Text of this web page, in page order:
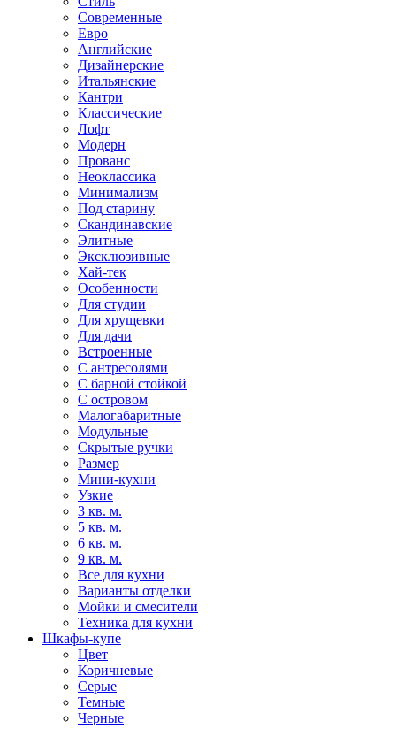
Современные
Евро
Английские
Дизайнерские
Итальянские
Кантри
Классические
Лофт
Модерн
Прованс
Неоклассика
Минимализм
Под старину
Скандинавские
Элитные
Эксклюзивные
Хай-тек
Особенности
Для студии
Для хрущевки
Для дачи
Встроенные
С антресолями
С барной стойкой
С островом
Малогабаритные
Модульные
Скрытые ручки
Размер
Мини-кухни
Узкие
3 кв. м.
5 кв. м.
6 кв. м.
9 кв. м.
Все для кухни
Варианты отделки
Мойки и смесители
Техника для кухни
Шкафы-купе
Цвет
Коричневые
Серые
Темные
Черные